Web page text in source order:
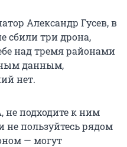
Александр Гусев, в
сбили три дрона,
над тремя районами
данным,
нет.
подходите к ним
не пользуйтесь рядом
— могут